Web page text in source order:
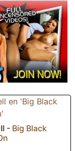
- Big Black